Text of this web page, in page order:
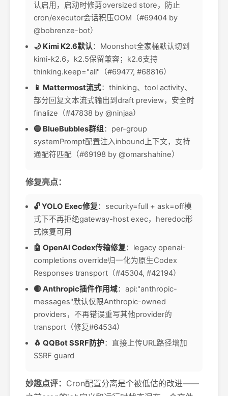
认启用，启动时修剪oversized store，防止
cron/executor会话积压OOM（#69404 by
@bobrenze-bot）
🌙 Kimi K2.6默认：Moonshot全家桶默认切到
kimi-k2.6，k2.5保留兼容；k2.6支持
thinking.keep="all"（#69477, #68816）
📱 Mattermost流式：thinking、tool activity、
部分回复文本流式输出到draft preview，安全时
finalize（#47838 by @ninjaa）
🔵 BlueBubbles群组：per-group
systemPrompt配置注入inbound上下文，支持
通配符匹配（#69198 by @omarshahine）
修复亮点：
🔓 YOLO Exec修复：security=full + ask=off模
式下不再拒绝gateway-host exec，heredoc形
式恢复可用
🤖 OpenAI Codex传输修复：legacy openai-
completions override归一化为原生Codex
Responses transport（#45304, #42194）
🔴 Anthropic插件作用域：api:"anthropic-
messages"默认仅限Anthropic-owned
providers，不再错误重写其他provider的
transport（修复#64534）
🐧 QQBot SSRF防护：直接上传URL路径增加
SSRF guard
妙趣点评： Cron配置分离是个被低估的改进——